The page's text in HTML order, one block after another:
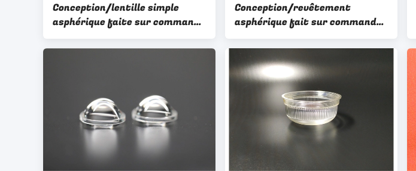
Conception/lentille simple
asphérique faite sur commande
PMMA sans couleur AR
d'OEM/ODM enduisant le
Conception/revêtement
asphérique fait sur commande
de l'AR de lentille optique